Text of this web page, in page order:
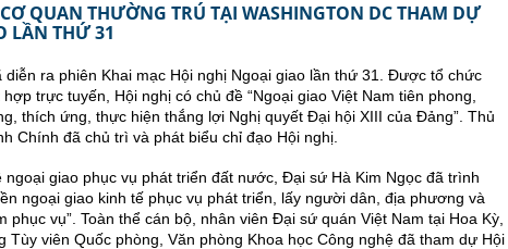
QUAN THƯỜNG TRÚ TẠI WASHINGTON DC THAM DỰ
LẦN THỨ 31
diễn ra phiên Khai mạc Hội nghị Ngoại giao lần thứ 31. Được tổ chức
trực tuyến, Hội nghị có chủ đề “Ngoại giao Việt Nam tiên phong,
thích ứng, thực hiện thắng lợi Nghị quyết Đại hội XIII của Đảng”. Thủ
Chính đã chủ trì và phát biểu chỉ đạo Hội nghị.
ngoại giao phục vụ phát triển đất nước, Đại sứ Hà Kim Ngọc đã trình
ngoại giao kinh tế phục vụ phát triển, lấy người dân, địa phương và
phục vụ”. Toàn thể cán bộ, nhân viên Đại sứ quán Việt Nam tại Hoa Kỳ,
Tùy viên Quốc phòng, Văn phòng Khoa học Công nghệ đã tham dự Hội